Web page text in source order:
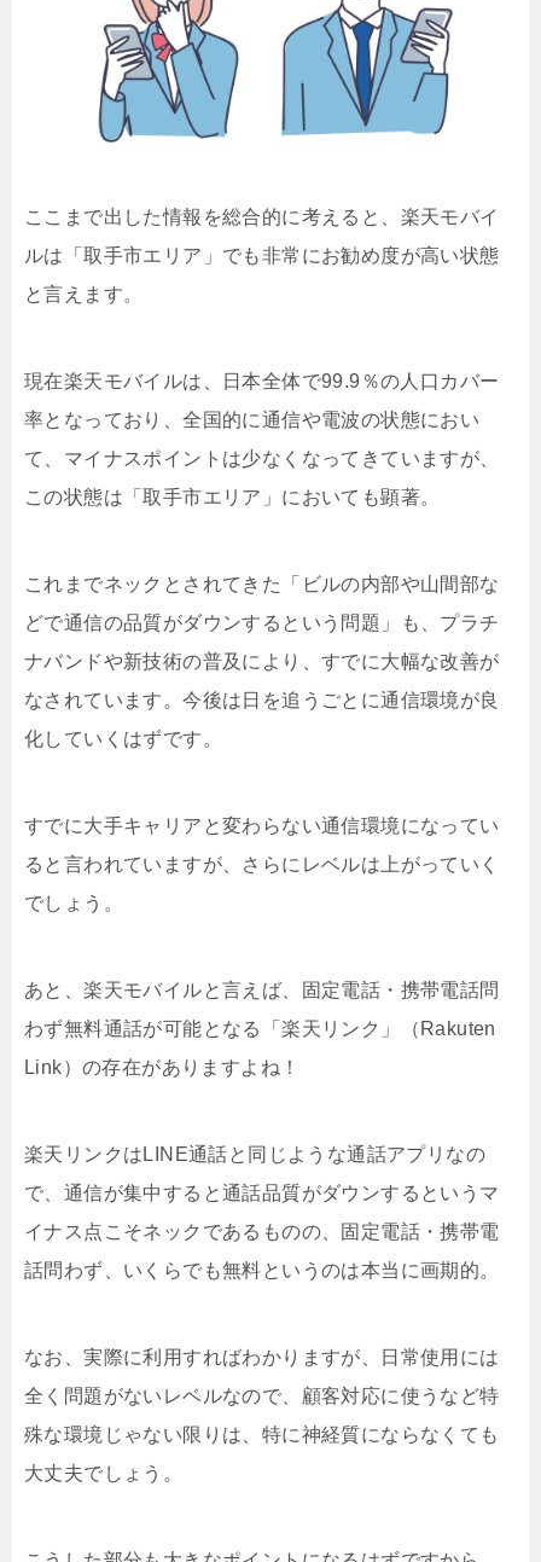
ここまで出した情報を総合的に考えると、楽天モバイ
ルは「取手市エリア」でも非常にお勧め度が高い状態
と言えます。
現在楽天モバイルは、日本全体で99.9％の人口カバー
率となっており、全国的に通信や電波の状態におい
て、マイナスポイントは少なくなってきていますが、
この状態は「取手市エリア」においても顕著。
これまでネックとされてきた「ビルの内部や山間部な
どで通信の品質がダウンするという問題」も、プラチ
ナバンドや新技術の普及により、すでに大幅な改善が
なされています。今後は日を追うごとに通信環境が良
化していくはずです。
すでに大手キャリアと変わらない通信環境になってい
ると言われていますが、さらにレベルは上がっていく
でしょう。
あと、楽天モバイルと言えば、固定電話・携帯電話問
わず無料通話が可能となる「楽天リンク」（Rakuten
Link）の存在がありますよね！
楽天リンクはLINE通話と同じような通話アプリなの
で、通信が集中すると通話品質がダウンするというマ
イナス点こそネックであるものの、固定電話・携帯電
話問わず、いくらでも無料というのは本当に画期的。
なお、実際に利用すればわかりますが、日常使用には
全く問題がないレベルなので、顧客対応に使うなど特
殊な環境じゃない限りは、特に神経質にならなくても
大丈夫でしょう。